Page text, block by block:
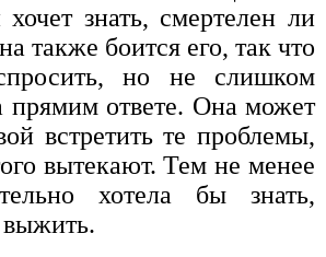
знать, смертелен ли
также боится его, так что
но не слишком
прямим ответе. Она может
встретить те проблемы,
вытекают. Тем не менее
хотела бы знать,